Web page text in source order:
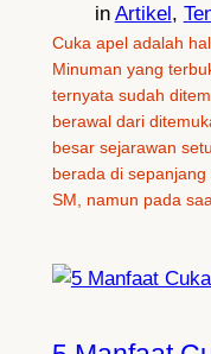
in Artikel,
Cuka apel adalah
Minuman yang
ternyata sudah
berawal dari
besar sejarawan
berada di
SM, namun pada